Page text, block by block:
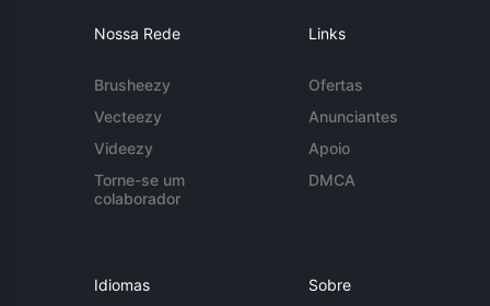
Nossa Rede
Brusheezy
Vecteezy
Videezy
Torne-se um
colaborador
Links
Ofertas
Anunciantes
Apoio
DMCA
Idiomas Sobre